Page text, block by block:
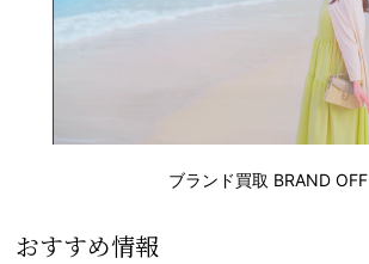
ブランド買取 BRAND OFF
おすすめ情報